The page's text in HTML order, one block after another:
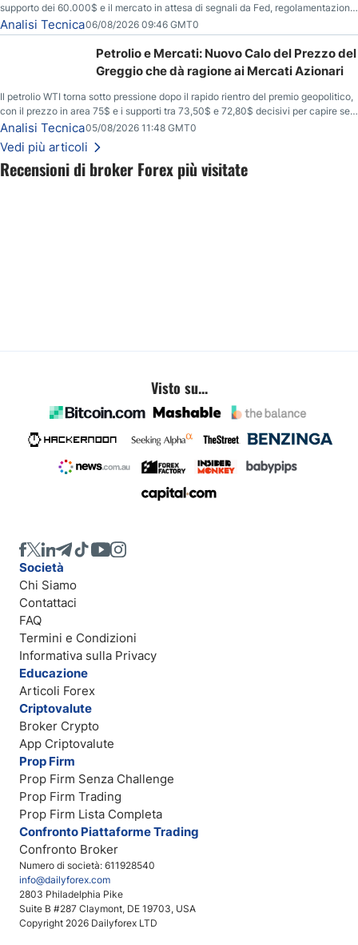
Recensioni di broker Forex più visitate
supporto dei 60.000$ e il mercato in attesa di segnali da Fed, regolamentazione
USA ed elezioni di medio termine.
Analisi Tecnica06/08/2026 09:46 GMT0
Petrolio e Mercati: Nuovo Calo del Prezzo del
Greggio che dà ragione ai Mercati Azionari
Il petrolio WTI torna sotto pressione dopo il rapido rientro del premio geopolitico,
con il prezzo in area 75$ e i supporti tra 73,50$ e 72,80$ decisivi per capire se il
ribasso potrà estendersi verso quota 70$.
Analisi Tecnica05/08/2026 11:48 GMT0
Vedi più articoli
Visto su...
Numero di società: 611928540
info@dailyforex.com
2803 Philadelphia Pike
Suite B #287 Claymont, DE 19703, USA
Copyright 2026 Dailyforex LTD
Società
Chi Siamo
Contattaci
FAQ
Termini e Condizioni
Informativa sulla Privacy
Educazione
Articoli Forex
Criptovalute
Broker Crypto
App Criptovalute
Prop Firm
Prop Firm Senza Challenge
Prop Firm Trading
Prop Firm Lista Completa
Confronto Piattaforme Trading
Confronto Broker